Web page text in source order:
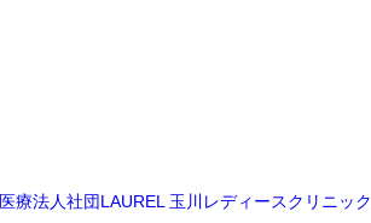
医療法人社団LAUREL 玉川レディースクリニック